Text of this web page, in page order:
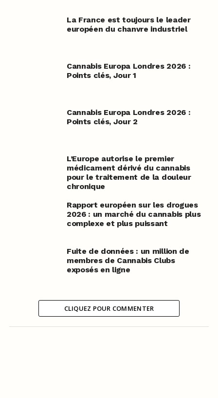
La France est toujours le leader
européen du chanvre industriel
Cannabis Europa Londres 2026 :
Points clés, Jour 1
Cannabis Europa Londres 2026 :
Points clés, Jour 2
L’Europe autorise le premier
médicament dérivé du cannabis
pour le traitement de la douleur
chronique
Rapport européen sur les drogues
2026 : un marché du cannabis plus
complexe et plus puissant
Fuite de données : un million de
membres de Cannabis Clubs
exposés en ligne
CLIQUEZ POUR COMMENTER